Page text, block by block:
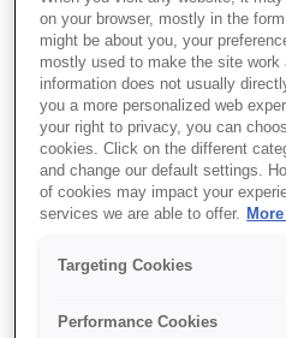
Stress free operation
High speed printing
Low maintenance
on your browser, mostly in the
might be about you, your
mostly used to make the site
information does not usually
you a more personalized web
your right to privacy, you can
cookies. Click on the different
and change our default settings.
of cookies may impact your
services we are able to offer.
Targeting Cookies
Performance Cookies